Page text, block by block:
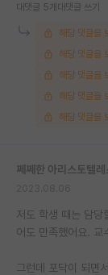
대댓글 5개 대댓글 쓰기
해당 댓글을
해당 댓글을
해당 댓글을
해당 댓글을
해당 댓글을
쩨쩨한 아리스토텔레
저도 학생 때는 담당
어도 만족했어요. 교
그런데 포닥이 되면